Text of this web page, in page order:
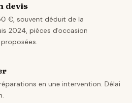
devis
€, souvent déduit de la
2024, pièces d'occasion
en une intervention. Délai